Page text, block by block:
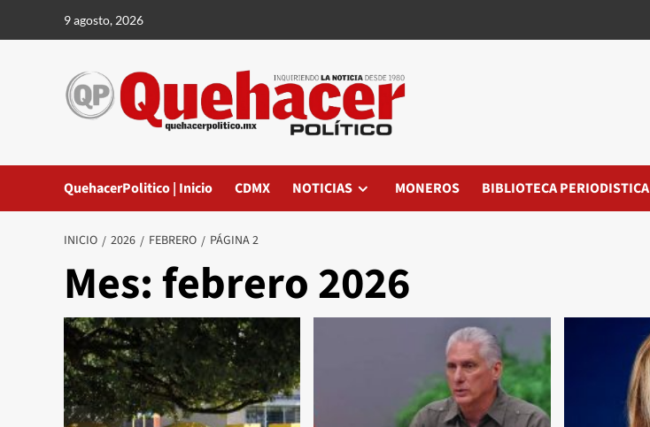
9 agosto, 2026
QuehacerPolitico | Inicio CDMX NOTICIAS MONEROS BIBLIOTECA PERIODISTICA
INICIO 2026 FEBRERO PÁGINA 2
Mes:febrero 2026